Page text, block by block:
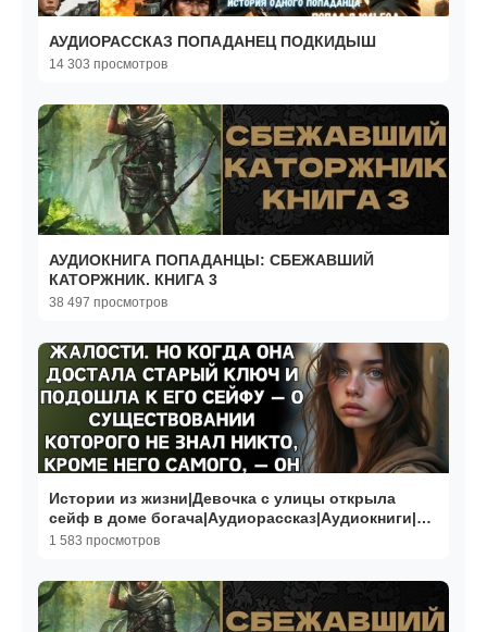
АУДИОРАССКАЗ ПОПАДАНЕЦ ПОДКИДЫШ
14 303 просмотров
АУДИОКНИГА ПОПАДАНЦЫ: СБЕЖАВШИЙ
КАТОРЖНИК. КНИГА 3
38 497 просмотров
Истории из жизни|Девочка с улицы открыла
сейф в доме богача|Аудиорассказ|Аудиокниги|
Реальные истории
1 583 просмотров